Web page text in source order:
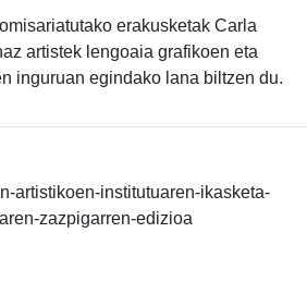
erakusketak Carla
artistek lengoaia grafikoen eta
inguruan egindako lana biltzen du.